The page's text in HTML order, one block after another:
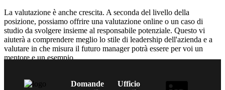
La valutazione è anche crescita. A seconda del livello della
posizione, possiamo offrire una valutazione online o un caso di
studio da svolgere insieme al responsabile potenziale. Questo vi
aiuterà a comprendere meglio lo stile di leadership dell'azienda e a
valutare in che misura il futuro manager potrà essere per voi un
mentore e un esempio.
Domande
Ufficio